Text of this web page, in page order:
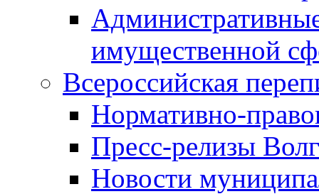
имущественной
Всероссийская
Нормативно-
Пресс-релизы
Новости